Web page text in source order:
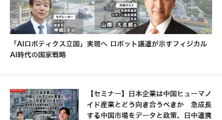
「AIロボティクス立国」実現へ ロボット議連が示すフィジカル
AI時代の国家戦略
【セミナー】日本企業は中国ヒューマノ
イド産業とどう向き合うべきか 急成長
する中国市場をデータと政策、日中連携